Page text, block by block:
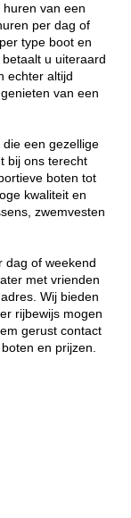
van een
per dag of
type boot en
u uiteraard
echter altijd
van een
een gezellige
bij ons terecht
boten tot
kwaliteit en
zwemvesten
dag of weekend
met vrienden
Wij bieden
rijbewijs mogen
gerust contact
en prijzen.